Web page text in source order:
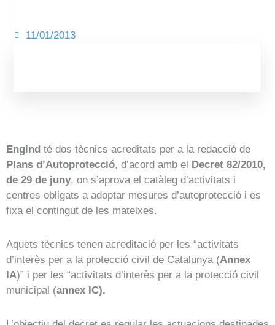
11/01/2013
Engind té dos tècnics acreditats per a la redacció de
Plans d’Autoprotecció, d’acord amb el
Decret 82/2010,
de 29 de juny, on s’aprova el catàleg d’activitats i
centres obligats a adoptar mesures d’autoprotecció i es
fixa el contingut de les mateixes.
Aquets tècnics tenen acreditació per les “activitats
d’interès per a la protecció civil de Catalunya (Annex
IA)” i per les “activitats d’interès per a la protecció civil
municipal (annex IC).